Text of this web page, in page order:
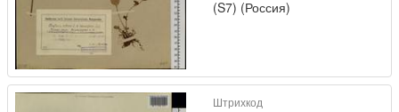
(S7) (Россия)
Штрихкод